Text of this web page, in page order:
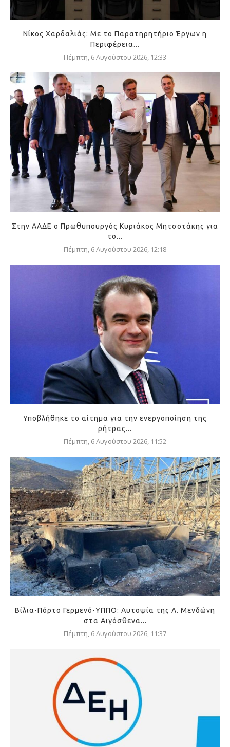
Νίκος Χαρδαλιάς: Με το Παρατηρητήριο Έργων η
Περιφέρεια...
Πέμπτη, 6 Αυγούστου 2026, 12:33
Στην ΑΑΔΕ ο Πρωθυπουργός Κυριάκος Μητσοτάκης για
το...
Πέμπτη, 6 Αυγούστου 2026, 12:18
Υποβλήθηκε το αίτημα για την ενεργοποίηση της
ρήτρας...
Πέμπτη, 6 Αυγούστου 2026, 11:52
Βίλια-Πόρτο Γερμενό-ΥΠΠΟ: Αυτοψία της Λ. Μενδώνη
στα Αιγόσθενα...
Πέμπτη, 6 Αυγούστου 2026, 11:37